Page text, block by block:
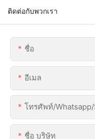
ติดต่อกับพวกเรา
ชื่อ
อีเมล
โทรศัพท์/
ชื่อ บริษัท